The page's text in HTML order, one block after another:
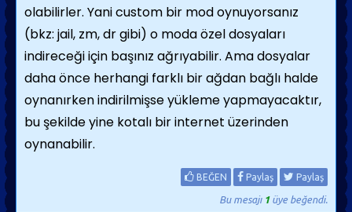
olabilirler. Yani custom bir mod oynuyorsanız
(bkz: jail, zm, dr gibi) o moda özel dosyaları
indireceği için başınız ağrıyabilir. Ama dosyalar
daha önce herhangi farklı bir ağdan bağlı halde
oynanırken indirilmişse yükleme yapmayacaktır,
bu şekilde yine kotalı bir internet üzerinden
oynanabilir.
BEĞEN Paylaş Paylaş
Bu mesajı 1üye beğendi.